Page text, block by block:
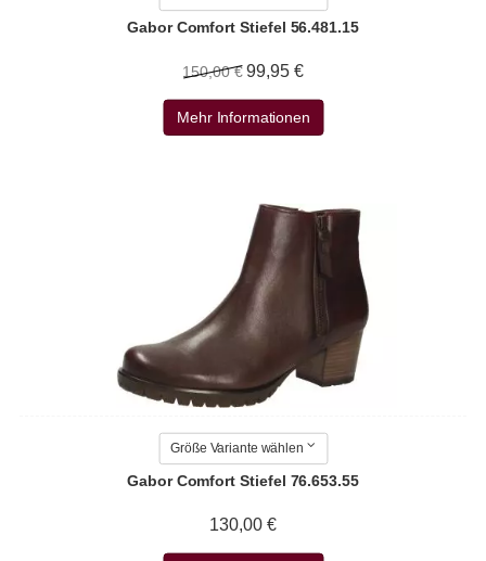
Gabor Comfort Stiefel 56.481.15
150,00 € 99,95 €
Mehr Informationen
Größe Variante wählen
Gabor Comfort Stiefel 76.653.55
130,00 €